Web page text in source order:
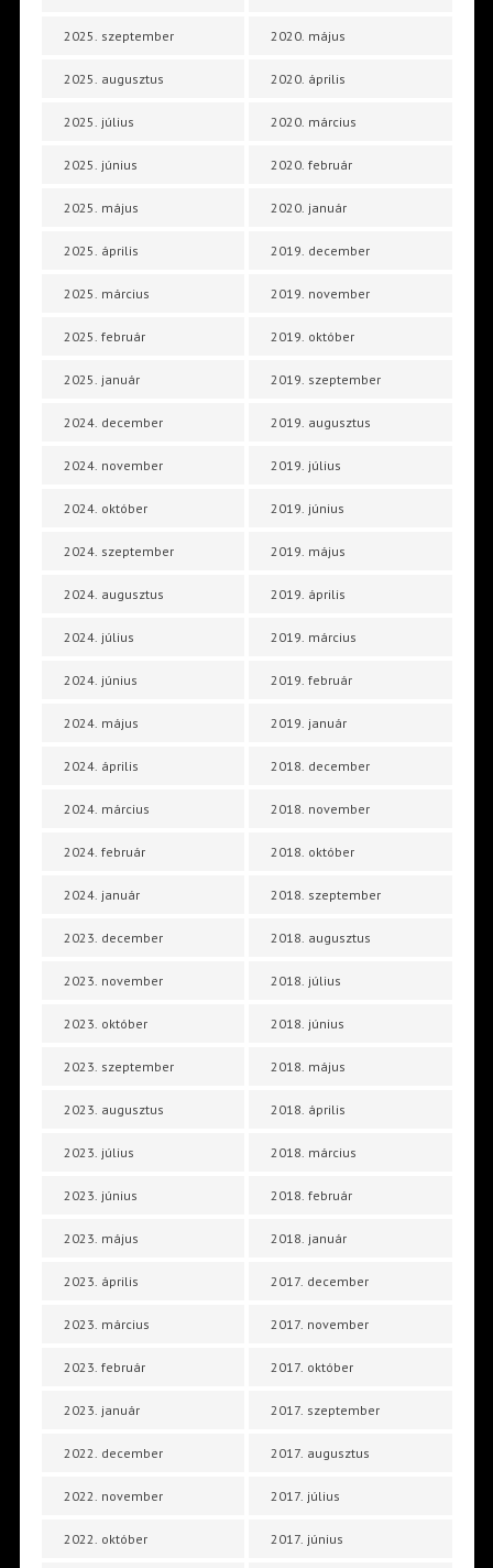
2025. szeptember
2025. augusztus
2025. július
2025. június
2025. május
2025. április
2025. március
2025. február
2025. január
2024. december
2024. november
2024. október
2024. szeptember
2024. augusztus
2024. július
2024. június
2024. május
2024. április
2024. március
2024. február
2024. január
2023. december
2023. november
2023. október
2023. szeptember
2023. augusztus
2023. július
2023. június
2023. május
2023. április
2023. március
2023. február
2023. január
2022. december
2022. november
2022. október
2020. május
2020. április
2020. március
2020. február
2020. január
2019. december
2019. november
2019. október
2019. szeptember
2019. augusztus
2019. július
2019. június
2019. május
2019. április
2019. március
2019. február
2019. január
2018. december
2018. november
2018. október
2018. szeptember
2018. augusztus
2018. július
2018. június
2018. május
2018. április
2018. március
2018. február
2018. január
2017. december
2017. november
2017. október
2017. szeptember
2017. augusztus
2017. július
2017. június